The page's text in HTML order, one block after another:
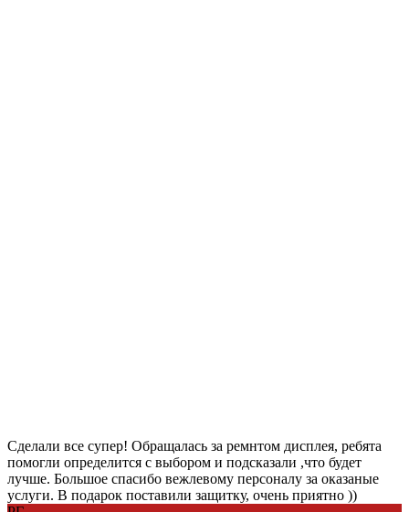
Сделали все супер! Обращалась за ремнтом дисплея, ребята
помогли определится с выбором и подсказали ,что будет
лучше. Большое спасибо вежлевому персоналу за оказаные
услуги. В подарок поставили защитку, очень приятно ))